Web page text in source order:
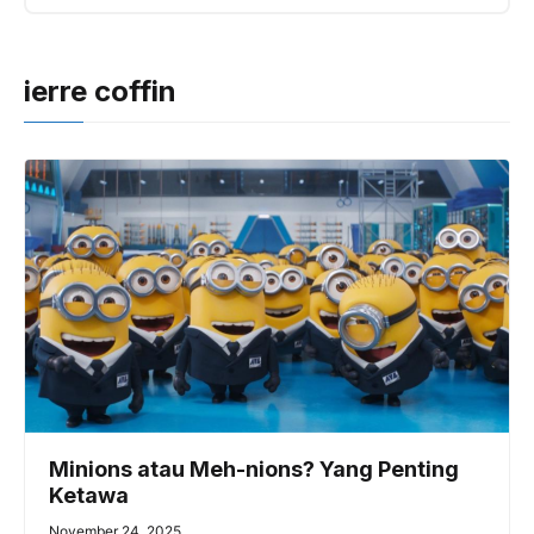
ierre coffin
Minions atau Meh-nions? Yang Penting
Ketawa